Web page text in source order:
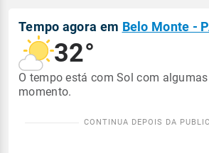
Tempo agora em Belo Monte -
32°
O tempo está com Sol com
momento.